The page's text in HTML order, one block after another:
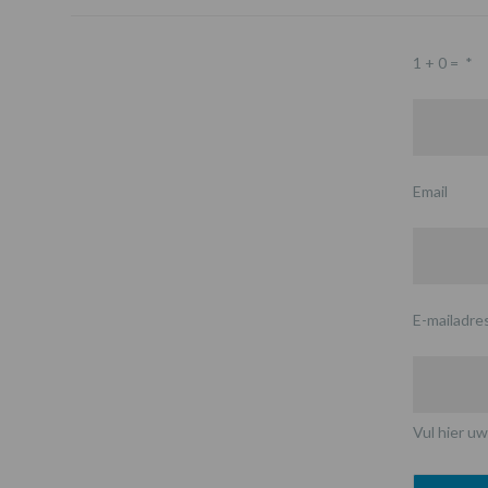
1 + 0 = *
Email
E-
Vul hier